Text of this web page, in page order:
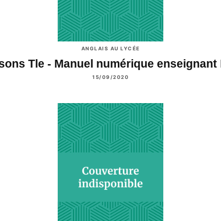
ANGLAIS AU LYCÉE
Tle - Manuel numérique
15/09/2020